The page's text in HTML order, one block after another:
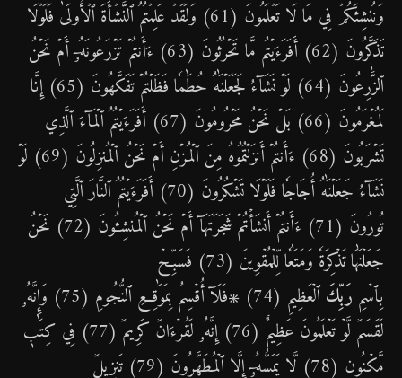
وَنُنشِئَكُمۡ فِي مَا لَا تَعۡلَمُونَ (61) وَلَقَدۡ عَلِمۡتُمُ ٱلنَّشۡأَةَ ٱلۡأُولَىٰ فَلَوۡلَا
تَذَكَّرُونَ (62) أَفَرَءَيۡتُم مَّا تَحۡرُثُونَ (63) ءَأَنتُمۡ تَزۡرَعُونَهُۥٓ أَمۡ نَحۡنُ
ٱلزَّٰرِعُونَ (64) لَوۡ نَشَآءُ لَجَعَلۡنَٰهُ حُطَٰمٗا فَظَلۡتُمۡ تَفَكَّهُونَ (65) إِنَّا
لَمُغۡرَمُونَ (66) بَلۡ نَحۡنُ مَحۡرُومُونَ (67) أَفَرَءَيۡتُمُ ٱلۡمَآءَ ٱلَّذِي
تَشۡرَبُونَ (68) ءَأَنتُمۡ أَنزَلۡتُمُوهُ مِنَ ٱلۡمُزۡنِ أَمۡ نَحۡنُ ٱلۡمُنزِلُونَ (69) لَوۡ
نَشَآءُ جَعَلۡنَٰهُ أُجَاجٗا فَلَوۡلَا تَشۡكُرُونَ (70) أَفَرَءَيۡتُمُ ٱلنَّارَ ٱلَّتِي
تُورُونَ (71) ءَأَنتُمۡ أَنشَأۡتُمۡ شَجَرَتَهَآ أَمۡ نَحۡنُ ٱلۡمُنشِـُٔونَ (72) نَحۡنُ
جَعَلۡنَٰهَا تَذۡكِرَةٗ وَمَتَٰعٗا لِّلۡمُقۡوِينَ (73) فَسَبِّحۡ
بِٱسۡمِ رَبِّكَ
ٱلۡعَظِيمِ (74) ۞فَلَآ أُقۡسِمُ بِمَوَٰقِعِ ٱلنُّجُومِ (75) وَإِنَّهُۥ
لَقَسَمٞ لَّوۡ تَعۡلَمُونَ عَظِيمٌ (76) إِنَّهُۥ لَقُرۡءَانٞ كَرِيمٞ (77) فِي كِتَٰبٖ
مَّكۡنُونٖ (78) لَّا يَمَسُّهُۥٓ إِلَّا ٱلۡمُطَهَّرُونَ (79) تَنزِيلٞ